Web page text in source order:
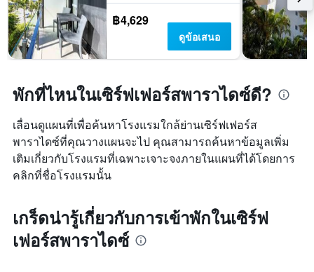
฿4,629
ดูข้อเสนอ
พักที่ไหนในเซิร์ฟเฟอร์สพาราไดซ์ดี?
เลื่อนดูแผนที่เพื่อค้นหาโรงแรมใกล้ย่านเซิร์ฟเฟอร์ส
พาราไดซ์ที่คุณวางแผนจะไป คุณสามารถค้นหาข้อมูลเพิ่ม
เติมเกี่ยวกับโรงแรมที่เฉพาะเจาะจงภายในแผนที่ได้โดยการ
คลิกที่ชื่อโรงแรมนั้น
เกร็ดน่ารู้เกี่ยวกับการเข้าพักในเซิร์ฟ
เฟอร์สพาราไดซ์